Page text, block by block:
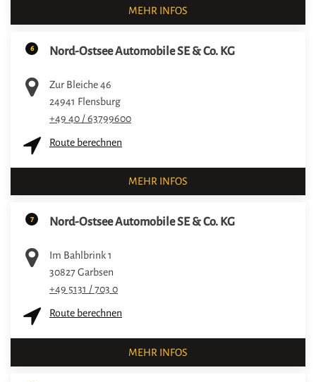
MEHR INFOS
6 Nord-Ostsee Automobile SE & Co. KG
Zur Bleiche 46
24941 Flensburg
+49 40 / 63799600
Route berechnen
MEHR INFOS
7 Nord-Ostsee Automobile SE & Co. KG
Im Bahlbrink 1
30827Garbsen
+49 5131 / 703 0
Route berechnen
MEHR INFOS